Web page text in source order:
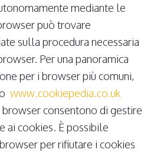
mediante le
può trovare
sulla procedura necessaria
Per una panoramica
per i browser più comuni,
www.cookiepedia.co.uk
consentono di gestire
ai cookies. È possibile
per rifiutare i cookies